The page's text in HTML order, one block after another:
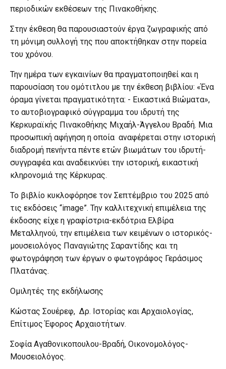
περιοδικών εκθέσεων της Πινακοθήκης.
Στην έκθεση θα παρουσιαστούν έργα ζωγραφικής από
τη μόνιμη συλλογή της που αποκτήθηκαν στην πορεία
του χρόνου.
Την ημέρα των εγκαινίων θα πραγματοποιηθεί και η
παρουσίαση του ομότιτλου με την έκθεση βιβλίου: «Ένα
όραμα γίνεται πραγματικότητα: - Εικαστικά Βιώματα»,
το αυτοβιογραφικό σύγγραμμα του ιδρυτή της
Κερκυραϊκής Πινακοθήκης Μιχαήλ-Άγγελου Βραδή. Μια
προσωπική αφήγηση η οποία αναφέρεται στην ιστορική
διαδρομή πενήντα πέντε ετών βιωμάτων του ιδρυτή-
συγγραφέα και αναδεικνύει την ιστορική, εικαστική
κληρονομιά της Κέρκυρας.
Το βιβλίο κυκλοφόρησε τον Σεπτέμβριο του 2025 από
τις εκδόσεις “image”. Την καλλιτεχνική επιμέλεια της
έκδοσης είχε η γραφίστρια-εκδότρια Ελβίρα
Μεταλληνού, την επιμέλεια των κειμένων ο ιστορικός-
μουσειολόγος Παναγιώτης Σαραντίδης και τη
φωτογράφηση των έργων ο φωτογράφος Γεράσιμος
Πλατάνας.
Ομιλητές της εκδήλωσης
Κώστας Σουέρεφ, Δρ. Ιστορίας και Αρχαιολογίας,
Επίτιμος Έφορος Αρχαιοτήτων.
Σοφία Αγαθονικοπουλου-Βραδή, Οικονομολόγος-
Μουσειολόγος.